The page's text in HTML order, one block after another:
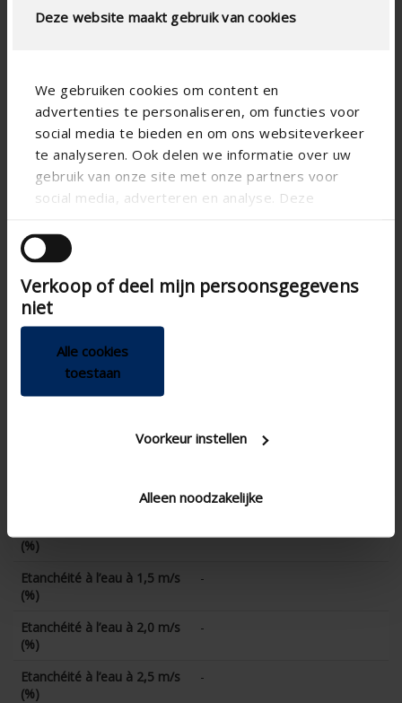
Deze website maakt gebruik van cookies
We gebruiken cookies om content en
advertenties te personaliseren, om functies voor
social media te bieden en om ons websiteverkeer
te analyseren. Ook delen we informatie over uw
gebruik van onze site met onze partners voor
social media, adverteren en analyse. Deze
andere informatie die u aan ze heeft verstrekt of
die ze hebben verzameld op basis van uw gebruik
van hun services.
Verkoop of deel mijn persoonsgegevens
niet
Alle cookies
toestaan
Voorkeur instellen
Alleen noodzakelijke
Spécifications techniques
Pas de lame (mm)
50
technical.standaardgaastype
-
technical.ip_klasse
IP2XD
Profondeur à encastrer
46
Profondeur de grille totale
(mm)
Facteur K (aspiration)
9.59
Coefficient CE
Facteur K (extraction)
Coefficient CD
Etanchéité à l’eau à 0 m/s
(%)
Etanchéité à l’eau à 1,5 m/s
(%)
-
Etanchéité à l’eau à 2,0 m/s
(%)
-
Etanchéité à l’eau à 2,5 m/s
(%)
-